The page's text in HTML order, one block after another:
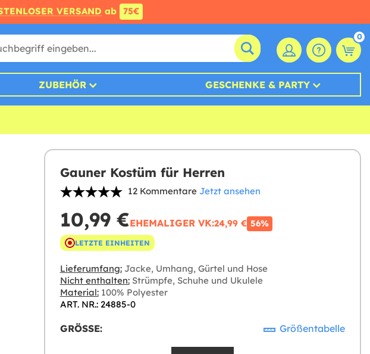
VERSAND ab 75€
0
ZUBEHÖR GESCHENKE & PARTY
Gauner Kostüm für Herren
12 Kommentare Jetzt ansehen
10,99 €EHEMALIGER VK:24,99 € 56%
LETZTE EINHEITEN
Lieferumfang:Jacke, Umhang, Gürtel und Hose
Nicht enthalten:Strümpfe, Schuhe und Ukulele
Material:100% Polyester
ART. NR.: 24885-0
GRÖSSE: Größentabelle